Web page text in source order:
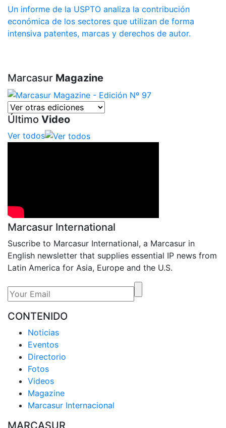
Un informe de la USPTO analiza la contribución
económica de los sectores que utilizan de forma
intensiva patentes, marcas y derechos de autor.
Marcasur Magazine
Último Video
Ver todos
Marcasur International
Suscribe to Marcasur International, a Marcasur in
English newsletter that supplies essential IP news from
Latin America for Asia, Europe and the U.S.
CONTENIDO
Noticias
Eventos
Directorio
Fotos
Videos
Magazine
Marcasur Internacional